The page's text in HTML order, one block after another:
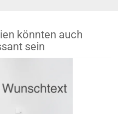
könnten auch
sein